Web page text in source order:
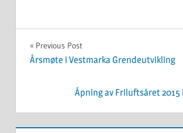
UKATEGORISERT
Innleggsnavigasjon
Previous Post
Årsmøte i Vestmarka Grendeutvikling
Åpning av Friluftsåret 2015